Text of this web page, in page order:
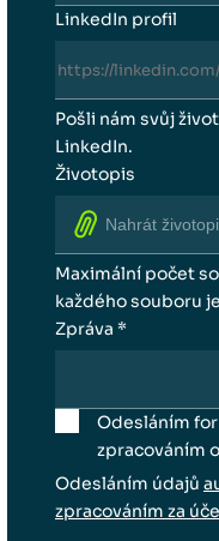
LinkedIn profil
Pošli nám svůj
LinkedIn.
Životopis
Nahrát
Maximální počet
každého souboru
Zpráva *
Odesláním
zpracováním
Odesláním údajů
zpracováním za